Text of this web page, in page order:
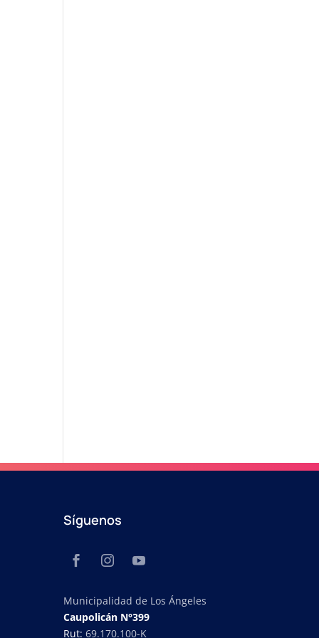
Síguenos
Municipalidad de Los Ángeles
Caupolicán N°399
Rut:69.170.100-K